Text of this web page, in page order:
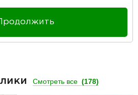
Продолжить
Смотреть все (178)